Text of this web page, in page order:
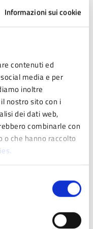
Informazioni sui cookie
contenuti ed
media e per
inoltre
nostro sito con i
dei dati web,
combinarle con
che hanno raccolto
negli orari di
- 34 KB)